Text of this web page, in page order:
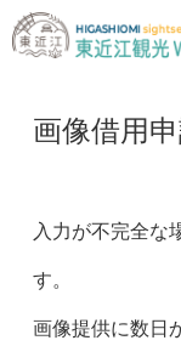
入力画面
画像借用
入力が不完全な
す。
画像提供に数日